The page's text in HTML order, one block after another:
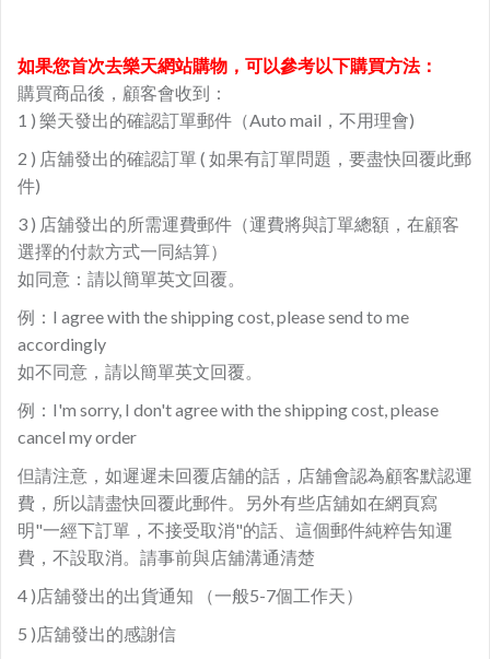
如果您首次去樂天網站購物，可以參考以下購買方法：
購買商品後，顧客會收到：
1 ) 樂天發出的確認訂單郵件（Auto mail，不用理會)
2 ) 店舖發出的確認訂單 ( 如果有訂單問題，要盡快回覆此郵
件)
3 ) 店舖發出的所需運費郵件（運費將與訂單總額，在顧客
選擇的付款方式一同結算）
如同意：請以簡單英文回覆。
例：I agree with the shipping cost, please send to me
accordingly
如不同意，請以簡單英文回覆。
例：I'm sorry, I don't agree with the shipping cost, please
cancel my order
但請注意，如遲遲未回覆店舖的話，店舖會認為顧客默認運
費，所以請盡快回覆此郵件。另外有些店舖如在網頁寫
明"一經下訂單，不接受取消"的話、這個郵件純粹告知運
費，不設取消。請事前與店舖溝通清楚
4 )店舖發出的出貨通知 （一般5-7個工作天）
5 )店舖發出的感謝信